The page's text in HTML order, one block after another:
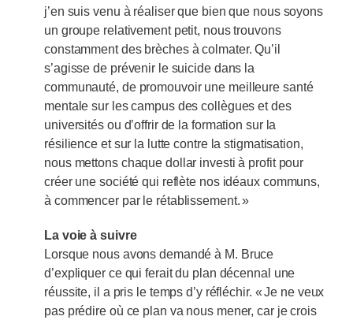
j’en suis venu à réaliser que bien que nous soyons
un groupe relativement petit, nous trouvons
constamment des brèches à colmater. Qu’il
s’agisse de prévenir le suicide dans la
communauté, de promouvoir une meilleure santé
mentale sur les campus des collègues et des
universités ou d’offrir de la formation sur la
résilience et sur la lutte contre la stigmatisation,
nous mettons chaque dollar investi à profit pour
créer une société qui reflète nos idéaux communs,
à commencer par le rétablissement. »
La voie à suivre
Lorsque nous avons demandé à M. Bruce
d’expliquer ce qui ferait du plan décennal une
réussite, il a pris le temps d’y réfléchir. « Je ne veux
pas prédire où ce plan va nous mener, car je crois